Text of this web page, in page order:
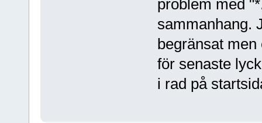
problem med
sammanhang.
begränsat
för senaste
i rad på